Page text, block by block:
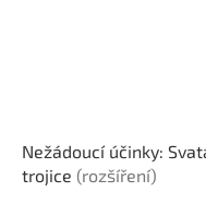
Nežádoucí účinky:
trojice (rozšíření)